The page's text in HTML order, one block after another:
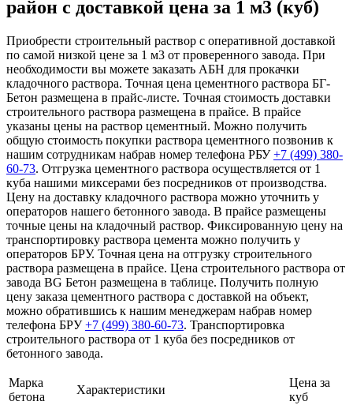
район с доставкой цена за 1 м3 (куб)
Приобрести строительный раствор с оперативной доставкой
по самой низкой цене за 1 м3 от проверенного завода. При
необходимости вы можете заказать АБН для прокачки
кладочного раствора. Точная цена цементного раствора БГ-
Бетон размещена в прайс-листе. Точная стоимость доставки
строительного раствора размещена в прайсе. В прайсе
указаны цены на раствор цементный. Можно получить
общую стоимость покупки раствора цементного позвонив к
нашим сотрудникам набрав номер телефона РБУ+7 (499) 380-
60-73. Отгрузка цементного раствора осуществляется от 1
куба нашими миксерами без посредников от производства.
Цену на доставку кладочного раствора можно уточнить у
операторов нашего бетонного завода. В прайсе размещены
точные цены на кладочный раствор. Фиксированную цену на
транспортировку раствора цемента можно получить у
операторов БРУ. Точная цена на отгрузку строительного
раствора размещена в прайсе. Цена строительного раствора от
завода BG Бетон размещена в таблице. Получить полную
цену заказа цементного раствора с доставкой на объект,
можно обратившись к нашим менеджерам набрав номер
телефона БРУ+7 (499) 380-60-73. Транспортировка
строительного раствора от 1 куба без посредников от
бетонного завода.
Марка
бетона
Характеристики
Цена за
куб